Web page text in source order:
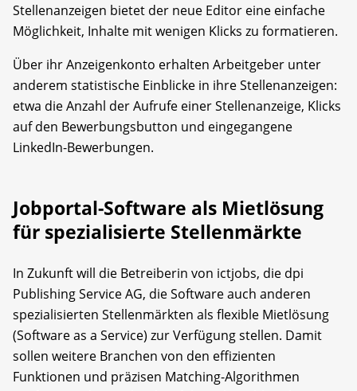
Stellenanzeigen bietet der neue Editor eine einfache
Möglichkeit, Inhalte mit wenigen Klicks zu formatieren.
Über ihr Anzeigenkonto erhalten Arbeitgeber unter
anderem statistische Einblicke in ihre Stellenanzeigen:
etwa die Anzahl der Aufrufe einer Stellenanzeige, Klicks
auf den Bewerbungsbutton und eingegangene
LinkedIn-Bewerbungen.
Jobportal-Software als Mietlösung
für spezialisierte Stellenmärkte
In Zukunft will die Betreiberin von ictjobs, die dpi
Publishing Service AG, die Software auch anderen
spezialisierten Stellenmärkten als flexible Mietlösung
(Software as a Service) zur Verfügung stellen. Damit
sollen weitere Branchen von den effizienten
Funktionen und präzisen Matching-Algorithmen